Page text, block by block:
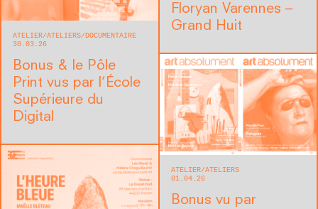
Floryan Varennes –
Grand Huit
ATELIER ATELIERS
DOCUMENTAIRE
30.03.26
Bonus & le Pôle
Print vus par l’École
Supérieure du
Digital
ATELIER ATELIERS
01.04.26
Bonus vu par